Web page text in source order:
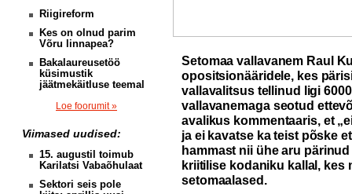
Riigireform
Kes on olnud parim
Võru linnapea?
Bakalaureusetöö
küsimustik
jäätmekäitluse teemal
Loe foorumit »
Viimased uudised:
15. augustil toimub
Karilatsi Vabaõhulaat
Sektori seis pole
Setomaa vallavanem Raul
opositsionääridele, kes
vallavalitsus tellinud ligi
vallavanemaga seotud
avalikus kommentaaris, et
ja ei kavatse ka teist põske
hammast nii ühe aru
kriitilise kodaniku kallal, kes
setomaalased.